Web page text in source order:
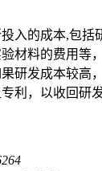
入的成本,包括
材料的费用等
研发成本较高
利，以收回研